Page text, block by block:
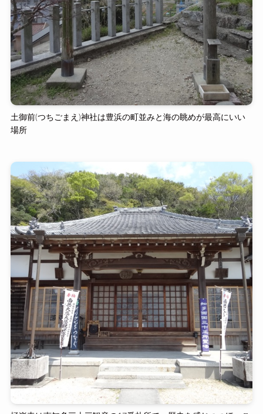
土御前(つちごまえ)神社は豊浜の町並みと海の眺めが最高にいい
場所